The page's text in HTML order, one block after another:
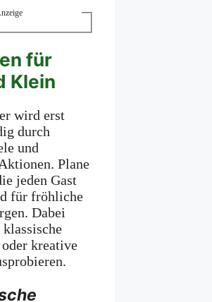
für
Klein
wird erst
durch
und
Plane
jeden Gast
für fröhliche
Dabei
kreative